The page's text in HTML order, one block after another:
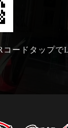
コードタップで